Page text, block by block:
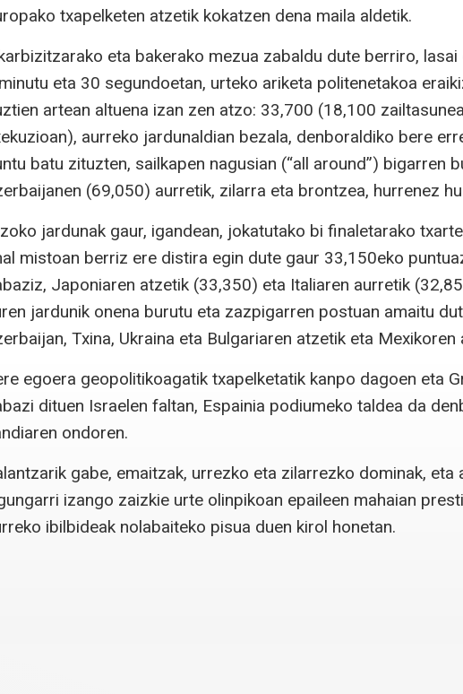
txapelketen atzetik kokatzen dena maila aldetik.
eta bakerako mezua zabaldu dute berriro,
eta 30 segundoetan, urteko ariketa politenetakoa
artean altuena izan zen atzo: 33,700 (18,100
aurreko jardunaldian bezala, denboraldiko bere
batu zituzten, sailkapen nagusian (“all around”) bigarren
(69,050) aurretik, zilarra eta brontzea, hurrenez
jardunak gaur, igandean, jokatutako bi finaletarako
mistoan berriz ere distira egin dute gaur 33,150eko
Japoniaren atzetik (33,350) eta Italiaren aurretik
jardunik onena burutu eta zazpigarren postuan amaitu
Txina, Ukraina eta Bulgariaren atzetik eta Mexikoren
egoera geopolitikoagatik txapelketatik kanpo dagoen eta
dituen Israelen faltan, Espainia podiumeko taldea da
ondoren.
gabe, emaitzak, urrezko eta zilarrezko dominak,
izango zaizkie urte olinpikoan epaileen mahaian
ibilbideak nolabaiteko pisua duen kirol honetan.